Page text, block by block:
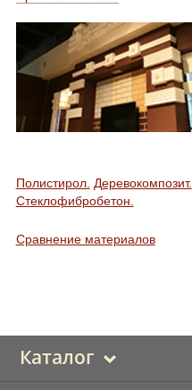
Полистирол. Деревокомпозит.
Стеклофибробетон.
Сравнение материалов
Каталог